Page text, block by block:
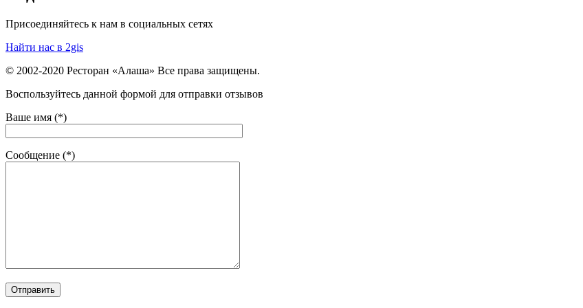
Присоединяйтесь к нам в социальных сетях
Найти нас в 2gis
© 2002-2020 Ресторан «Алаша» Все права защищены.
Воспользуйтесь данной формой для отправки отзывов
Ваше имя (*)
Сообщение (*)